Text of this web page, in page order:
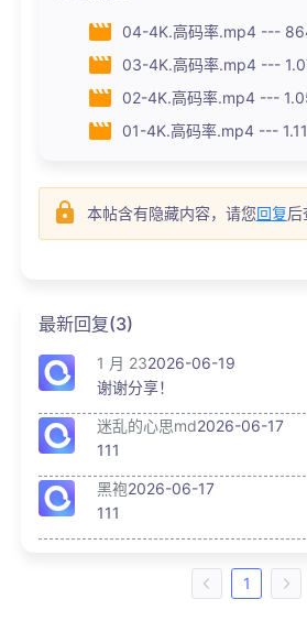
04-4K.高码率.mp4 ---
03-4K.高码率.mp4 ---
02-4K.高码率.mp4 ---
01-4K.高码率.mp4 ---
本帖含有隐藏内容，请您回复后
最新回复(3)
1 月 232026-06-19
谢谢分享！
迷乱的心思md2026-06-17
111
黑袍2026-06-17
111
1